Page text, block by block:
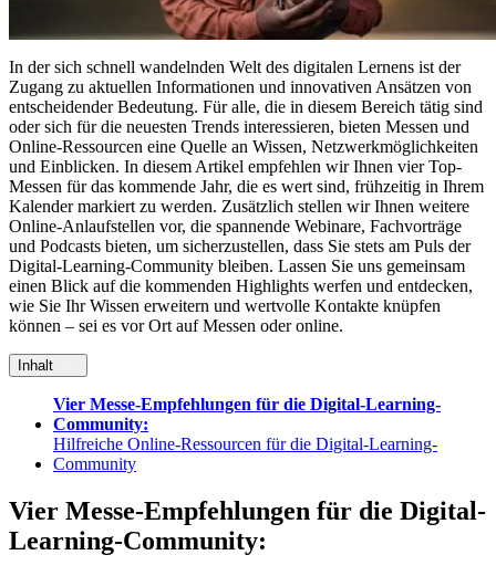
In der sich schnell wandelnden Welt des digitalen Lernens ist der
Zugang zu aktuellen Informationen und innovativen Ansätzen von
entscheidender Bedeutung. Für alle, die in diesem Bereich tätig sind
oder sich für die neuesten Trends interessieren, bieten Messen und
Online-Ressourcen eine Quelle an Wissen, Netzwerkmöglichkeiten
und Einblicken. In diesem Artikel empfehlen wir Ihnen vier Top-
Messen für das kommende Jahr, die es wert sind, frühzeitig in Ihrem
Kalender markiert zu werden. Zusätzlich stellen wir Ihnen weitere
Online-Anlaufstellen vor, die spannende Webinare, Fachvorträge
und Podcasts bieten, um sicherzustellen, dass Sie stets am Puls der
Digital-Learning-Community bleiben. Lassen Sie uns gemeinsam
einen Blick auf die kommenden Highlights werfen und entdecken,
wie Sie Ihr Wissen erweitern und wertvolle Kontakte knüpfen
können – sei es vor Ort auf Messen oder online.
Inhalt
Vier Messe-Empfehlungen für die Digital-Learning-
Community:
Hilfreiche Online-Ressourcen für die Digital-Learning-
Community
Vier Messe-Empfehlungen für die Digital-
Learning-Community: